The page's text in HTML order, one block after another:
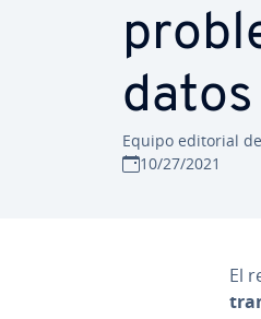
datos
Equipo editorial
10/27/2021
El